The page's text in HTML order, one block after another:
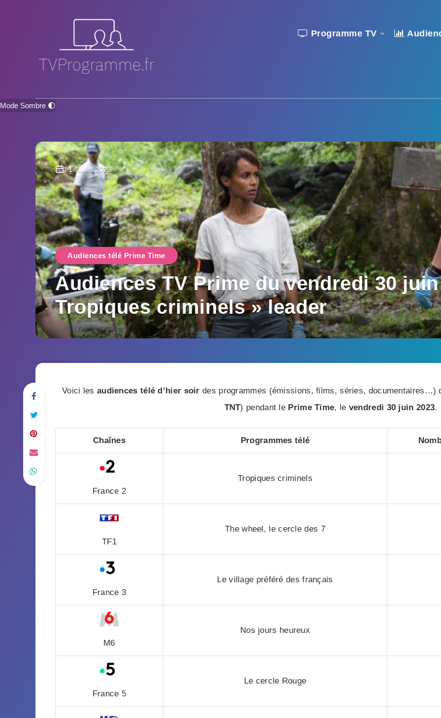
Programme TV
Mode Sombre 🌓
1 Juillet 2023
Audiences télé Prime Time
Audiences TV Prime du vendredi 30 juin
Tropiques criminels » leader
Voici les audiences télé d’hier soir des programmes (émissions, films, séries, documentaires…)
TNT) pendant le Prime Time, le vendredi 30 juin 2023.
Chaînes Programmes télé
France 2
Tropiques criminels
TF1
The wheel, le cercle des 7
France 3
Le village préféré des français
M6
Nos jours heureux
France 5
Le cercle Rouge